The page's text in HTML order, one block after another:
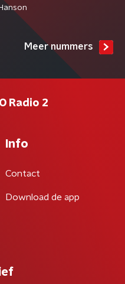
Meer nummers
Radio 2
Info
Contact
Download de app